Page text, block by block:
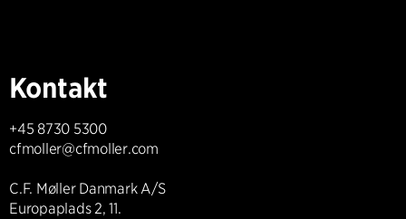
Kontakt
+45 8730 5300
cfmoller@cfmoller.com
C.F. Møller Danmark A/S
Europaplads 2, 11.